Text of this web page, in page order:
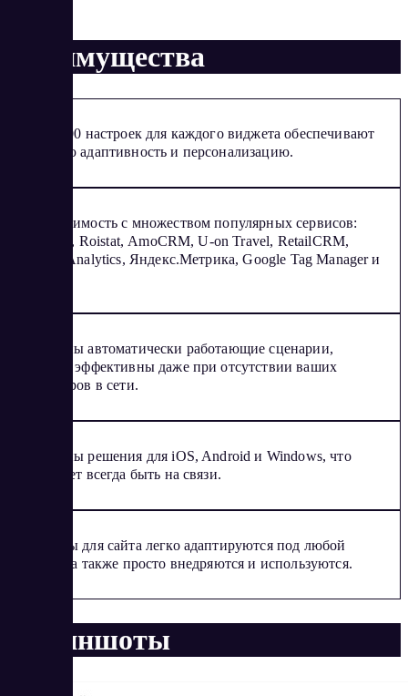
Преимущества
Более 200 настроек для каждого виджета обеспечивают
высокую адаптивность и персонализацию.
Совместимость с множеством популярных сервисов:
Bitrix 24, Roistat, АmoCRM, U-on Travel, RetailCRM,
Google Analytics, Яндекс.Метрика, Google Tag Manager и
Доступны автоматически работающие сценарии,
которые эффективны даже при отсутствии ваших
операторов в сети.
Доступны решения для iOS, Android и Windows, что
позволяет всегда быть на связи.
Виджеты для сайта легко адаптируются под любой
дизайн, а также просто внедряются и используются.
Скриншоты